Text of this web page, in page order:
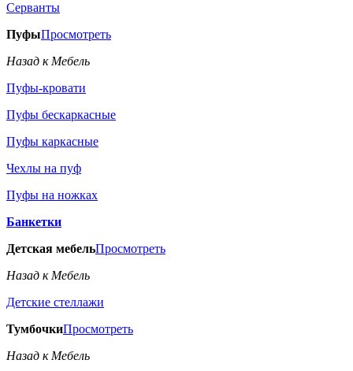
Серванты
ПуфыПросмотреть
Назад к Мебель
Пуфы-кровати
Пуфы бескаркасные
Пуфы каркасные
Чехлы на пуф
Пуфы на ножках
Банкетки
Детская мебельПросмотреть
Назад к Мебель
Детские стеллажи
ТумбочкиПросмотреть
Назад к Мебель